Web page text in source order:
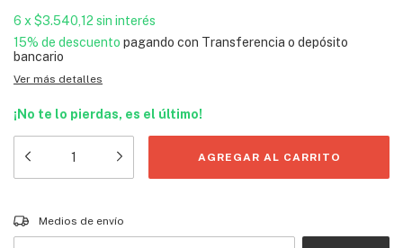
6 x $3.540,12 sin interés
15% de descuento pagando con Transferencia o depósito
bancario
Ver más detalles
¡No te lo pierdas, es el último!
Entregas para el CP:
Medios de envío